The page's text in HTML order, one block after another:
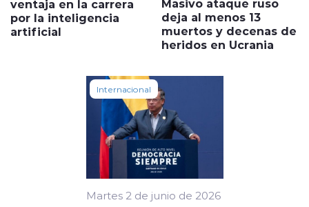
ventaja en la carrera
por la inteligencia
artificial
deja al menos 13
muertos y decenas de
heridos en Ucrania
Internacional
Martes 2 de junio de 2026